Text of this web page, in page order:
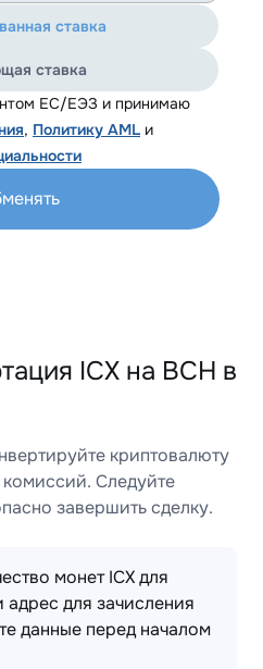
ЕС/ЕЭЗ и принимаю
, Политику AML и
ставка
ставка
ICX на BCH в
криптовалюту
комиссий. Следуйте
завершить сделку.
монет ICX для
адрес для зачисления
данные перед началом